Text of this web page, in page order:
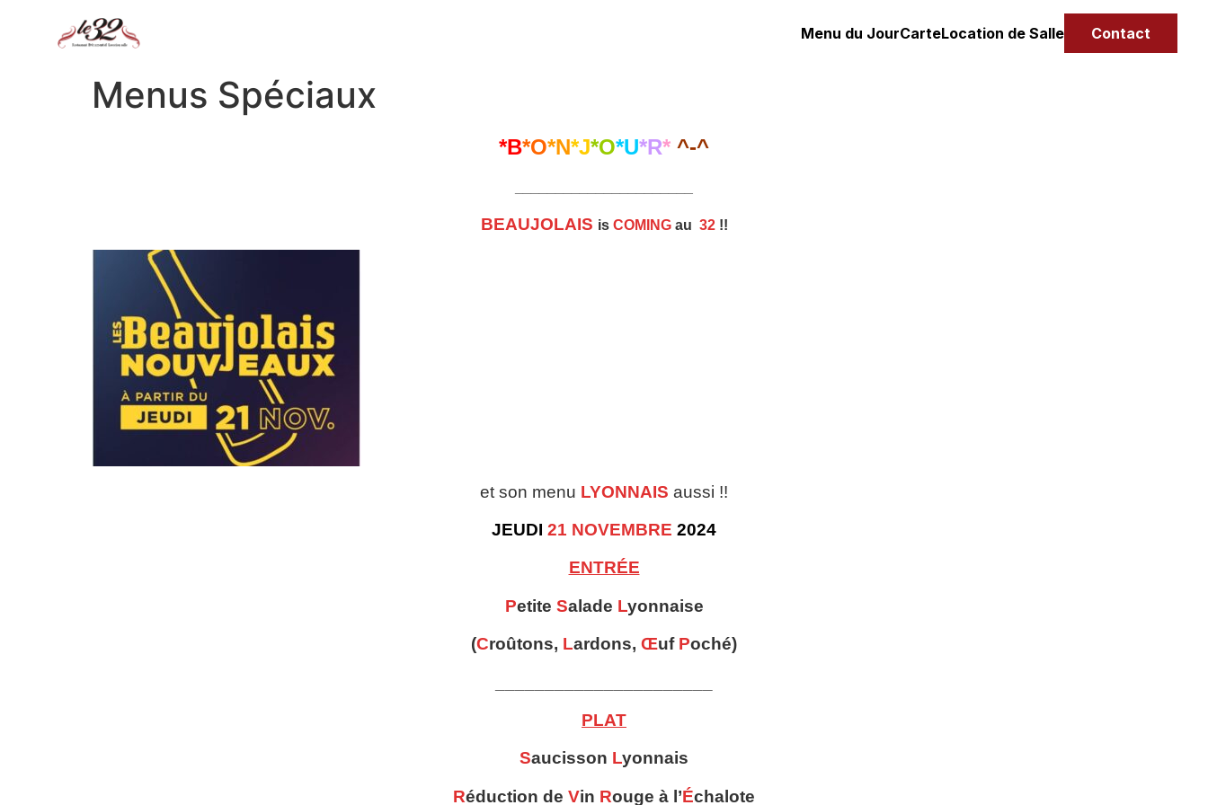
Menu du JourCarteLocation de Salle Contact
Menus Spéciaux
*B*O*N*J*O*U*R* ^-^
BEAUJOLAIS is COMINGau 32!!
et son menu LYONNAIS aussi !!
JEUDI 21 NOVEMBRE 2024
ENTRÉE
Petite Salade Lyonnaise
(Croûtons, Lardons, Œuf Poché)
PLAT
Saucisson Lyonnais
Réduction de Vin Rouge à l’Échalote